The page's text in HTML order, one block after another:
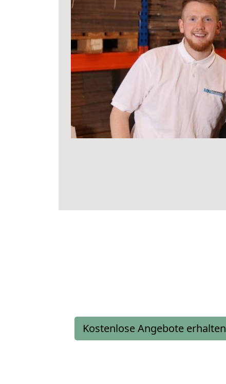
Kostenlose Angebote erhalten